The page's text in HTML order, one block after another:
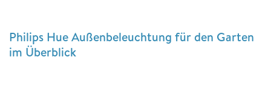
Philips Hue Außenbeleuchtung für den Garten
im Überblick